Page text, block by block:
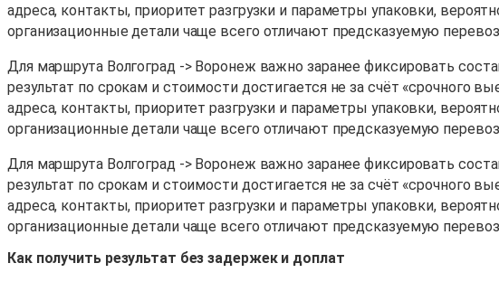
адреса, контакты, приоритет разгрузки и параметры упаковки,
организационные детали чаще всего отличают предсказуемую
Для маршрута Волгоград -> Воронеж важно заранее фиксировать
результат по срокам и стоимости достигается не за счёт «срочного
адреса, контакты, приоритет разгрузки и параметры упаковки,
организационные детали чаще всего отличают предсказуемую
Для маршрута Волгоград -> Воронеж важно заранее фиксировать
результат по срокам и стоимости достигается не за счёт «срочного
адреса, контакты, приоритет разгрузки и параметры упаковки,
организационные детали чаще всего отличают предсказуемую
Как получить результат без задержек и доплат